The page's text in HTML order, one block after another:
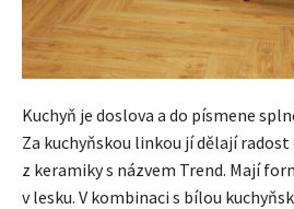
Kuchyň je doslova a do písmene
Za kuchyňskou linkou jí dělají
z keramiky s názvem Trend. Mají
v lesku. V kombinaci s bílou